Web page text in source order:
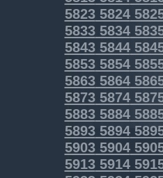
58235824
58335834
58435844
58535854
58635864
58735874
58835884
58935894
59035904
59135914